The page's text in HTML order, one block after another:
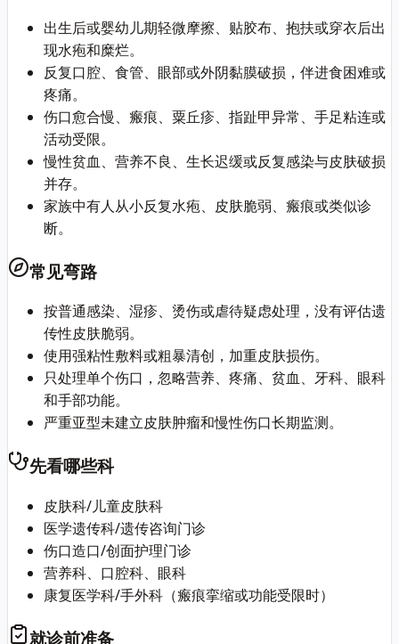
出生后或婴幼儿期轻微摩擦、贴胶布、抱扶或穿衣后出
现水疱和糜烂。
反复口腔、食管、眼部或外阴黏膜破损，伴进食困难或
疼痛。
伤口愈合慢、瘢痕、粟丘疹、指趾甲异常、手足粘连或
活动受限。
慢性贫血、营养不良、生长迟缓或反复感染与皮肤破损
并存。
家族中有人从小反复水疱、皮肤脆弱、瘢痕或类似诊
断。
常见弯路
按普通感染、湿疹、烫伤或虐待疑虑处理，没有评估遗
传性皮肤脆弱。
使用强粘性敷料或粗暴清创，加重皮肤损伤。
只处理单个伤口，忽略营养、疼痛、贫血、牙科、眼科
和手部功能。
严重亚型未建立皮肤肿瘤和慢性伤口长期监测。
先看哪些科
皮肤科/儿童皮肤科
医学遗传科/遗传咨询门诊
伤口造口/创面护理门诊
营养科、口腔科、眼科
康复医学科/手外科（瘢痕挛缩或功能受限时）
就诊前准备